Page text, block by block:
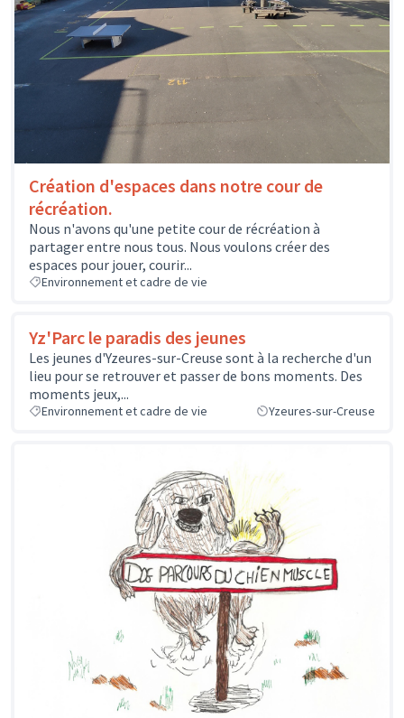
Création d'espaces dans notre cour de
récréation.
Nous n'avons qu'une petite cour de récréation à
partager entre nous tous. Nous voulons créer des
espaces pour jouer, courir...
Environnement et cadre de vie
Yz'Parc le paradis des jeunes
Les jeunes d'Yzeures-sur-Creuse sont à la recherche d'un
lieu pour se retrouver et passer de bons moments. Des
moments jeux,...
Environnement et cadre de vie Yzeures-sur-Creuse